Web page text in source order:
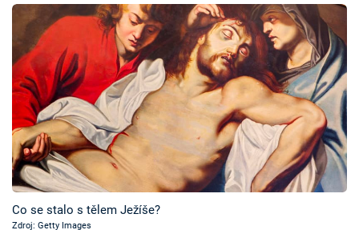
Témata
Pořady
TV Program
Časopis
Sledujte prima+
Co se stalo s tělem Ježíše?
Zdroj: Getty Images